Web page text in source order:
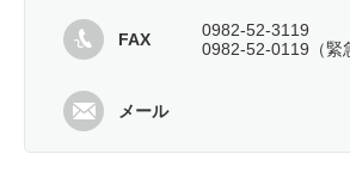
FAX
0982-52-3119
0982-52-0119（緊
メール